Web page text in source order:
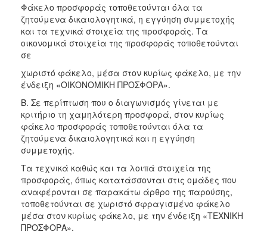
Φάκελο προσφοράς τοποθετούνται όλα τα
ζητούμενα δικαιολογητικά, η εγγύηση συμμετοχής
και τα τεχνικά στοιχεία της προσφοράς. Τα
οικονομικά στοιχεία της προσφοράς τοποθετούνται
σε
χωριστό φάκελο, μέσα στον κυρίως φάκελο, με την
ένδειξη «ΟΙΚΟΝΟΜΙΚΗ ΠΡΟΣΦΟΡΑ».
Β. Σε περίπτωση που ο διαγωνισμός γίνεται με
κριτήριο τη χαμηλότερη προσφορά, στον κυρίως
φάκελο προσφοράς τοποθετούνται όλα τα
ζητούμενα δικαιολογητικά και η εγγύηση
συμμετοχής.
Τα τεχνικά καθώς και τα λοιπά στοιχεία της
προσφοράς, όπως κατατάσσονται στις ομάδες που
αναφέρονται σε παρακάτω άρθρο της παρούσης,
τοποθετούνται σε χωριστό σφραγισμένο φάκελο
μέσα στον κυρίως φάκελο, με την ένδειξη «ΤΕΧΝΙΚΗ
ΠΡΟΣΦΟΡΑ».